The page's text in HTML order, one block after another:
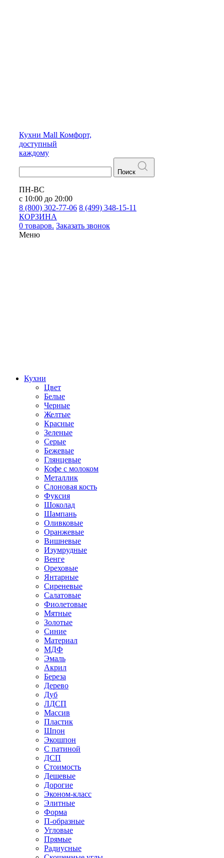
Кухни Mall Комфорт,
доступный
каждому
Поиск
ПН-ВС
с 10:00 до 20:00
8 (800) 302-77-06 8 (499) 348-15-11
КОРЗИНА
0 товаров. Заказать звонок
Меню
Кухни
Цвет
Белые
Черные
Желтые
Красные
Зеленые
Серые
Бежевые
Глянцевые
Кофе с молоком
Металлик
Слоновая кость
Фуксия
Шоколад
Шампань
Оливковые
Оранжевые
Вишневые
Изумрудные
Венге
Ореховые
Янтарные
Сиреневые
Салатовые
Фиолетовые
Мятные
Золотые
Синие
Материал
МДФ
Эмаль
Акрил
Береза
Дерево
Дуб
ЛДСП
Массив
Пластик
Шпон
Экошпон
С патиной
ДСП
Стоимость
Дешевые
Дорогие
Эконом-класс
Элитные
Форма
П-образные
Угловые
Прямые
Радиусные